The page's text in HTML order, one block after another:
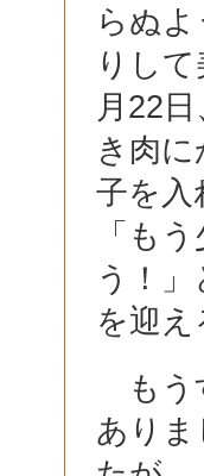
らぬ
りし
月22
き肉
子を入
「も
う！
を迎
もう
あり